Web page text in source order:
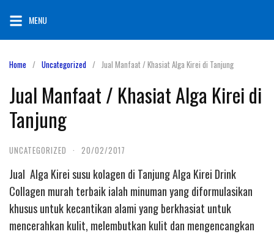
content
MENU
Home Uncategorized Jual Manfaat / Khasiat Alga Kirei di Tanjung
Jual Manfaat / Khasiat Alga Kirei di
Tanjung
UNCATEGORIZED · 20/02/2017
Jual Alga Kirei susu kolagen di Tanjung Alga Kirei Drink
Collagen murah terbaik ialah minuman yang diformulasikan
khusus untuk kecantikan alami yang berkhasiat untuk
mencerahkan kulit, melembutkan kulit dan mengencangkan